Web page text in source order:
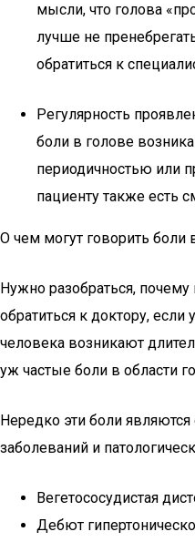
мысли, что голова
лучше не
обратиться к
Регулярность
боли в голове
периодичностью или
пациенту также есть
О чем могут говорить боли
Нужно разобраться,
обратиться к доктору,
человека возникают
уж частые боли в области
Нередко эти боли
заболеваний и
Вегетососудистая
Дебют